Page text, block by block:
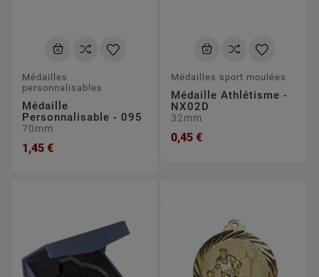
Médailles
personnalisables
Médaille
Personnalisable - 095
70mm
1,45 €
Médailles sport moulées
Médaille Athlétisme -
NX02D
32mm
0,45 €